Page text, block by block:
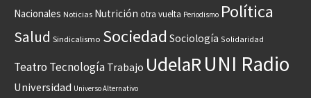
Nacionales Noticias Nutrición otra vuelta Periodismo Política
Salud Sindicalismo Sociedad Sociología Solidaridad
Teatro Tecnología Trabajo UdelaRUNI Radio
Universidad Universo Alternativo